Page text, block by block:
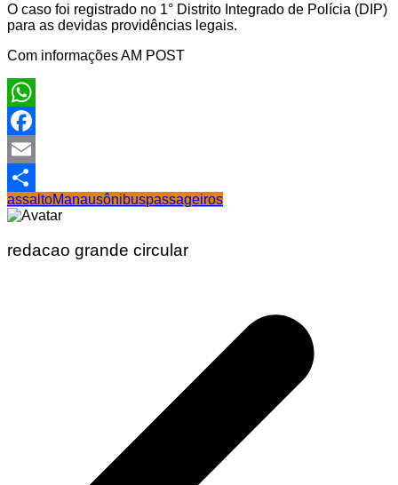
O caso foi registrado no 1° Distrito Integrado de Polícia (DIP)
para as devidas providências legais.
Com informações AM POST
WhatsApp
Facebook
Email
Share
assaltoManausônibuspassageiros
redacao grande circular